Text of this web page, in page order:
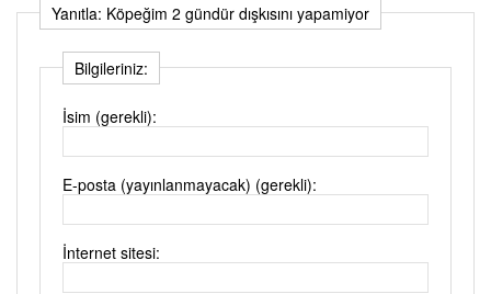
Yanıtla: Köpeğim 2 gündür dışkısını yapamiyor
Bilgileriniz:
İsim (gerekli):
E-posta (yayınlanmayacak) (gerekli):
İnternet sitesi: